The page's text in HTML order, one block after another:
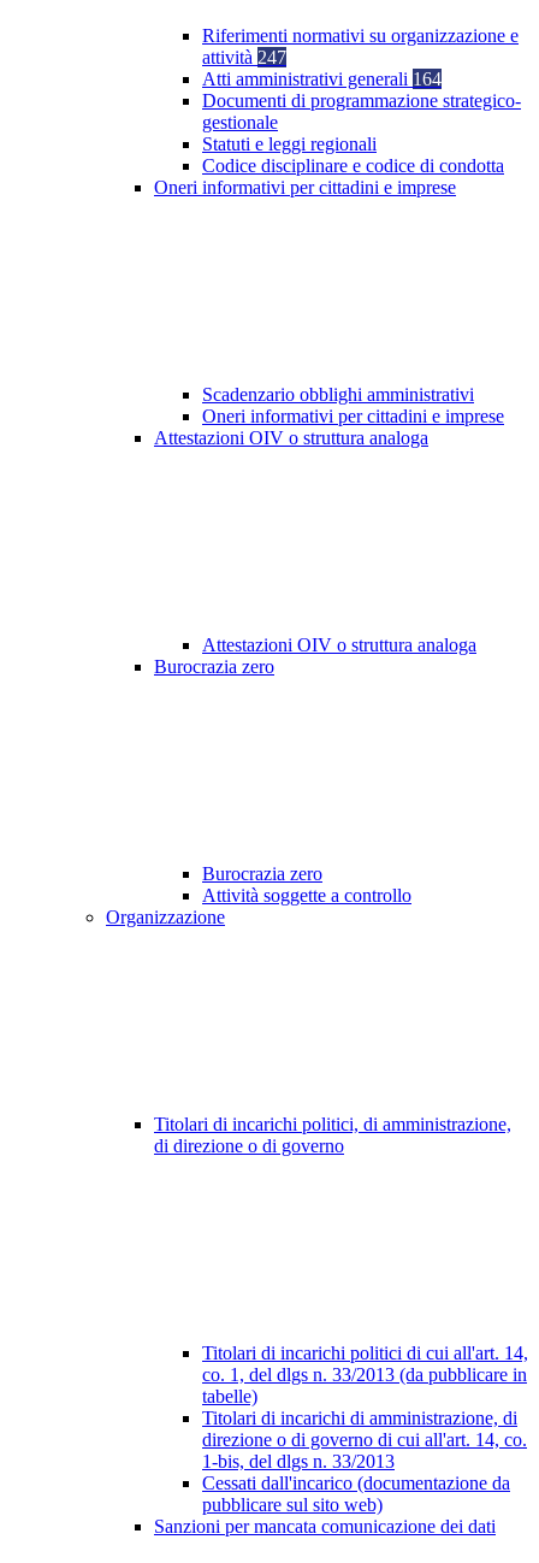
Riferimenti normativi su organizzazione e
attività 247
Atti amministrativi generali 164
Documenti di programmazione strategico-
gestionale
Statuti e leggi regionali
Codice disciplinare e codice di condotta
Oneri informativi per cittadini e imprese
Scadenzario obblighi amministrativi
Oneri informativi per cittadini e imprese
Attestazioni OIV o struttura analoga
Attestazioni OIV o struttura analoga
Burocrazia zero
Burocrazia zero
Attività soggette a controllo
Organizzazione
Titolari di incarichi politici, di amministrazione,
di direzione o di governo
Titolari di incarichi politici di cui all'art. 14,
co. 1, del dlgs n. 33/2013 (da pubblicare in
tabelle)
Titolari di incarichi di amministrazione, di
direzione o di governo di cui all'art. 14, co.
1-bis, del dlgs n. 33/2013
Cessati dall'incarico (documentazione da
pubblicare sul sito web)
Sanzioni per mancata comunicazione dei dati